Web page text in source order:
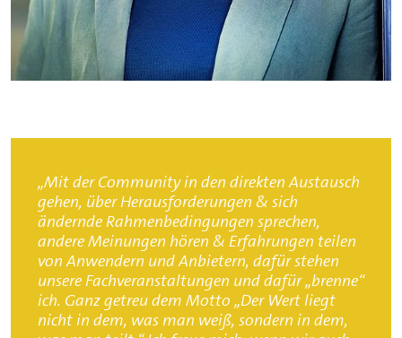
„Mit der Community in den direkten Austausch
gehen, über Herausforderungen & sich
ändernde Rahmenbedingungen sprechen,
andere Meinungen hören & Erfahrungen teilen
von Anwendern und Anbietern, dafür stehen
unsere Fachveranstaltungen und dafür „brenne“
ich. Ganz getreu dem Motto „Der Wert liegt
nicht in dem, was man weiß, sondern in dem,